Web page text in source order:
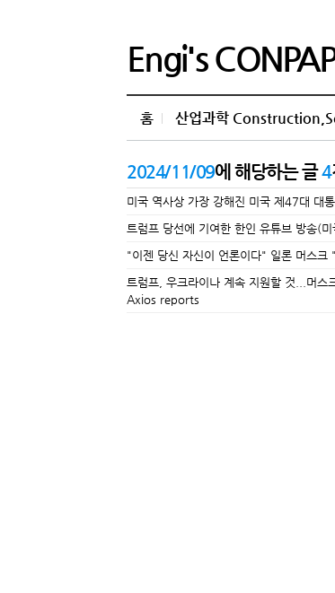
Engi's
홈 산업과학
2024/11/09에 해당하는 글4
미국 역사상 가장 강해진 미국 제47대 대
트럼프 당선에 기여한 한인 유튜브 방송(미
"이젠 당신 자신이 언론이다" 일론 머스
트럼프, 우크라이나 계속 지원할 것...머
Axios reports